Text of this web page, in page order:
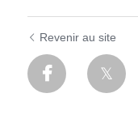
Revenir au site